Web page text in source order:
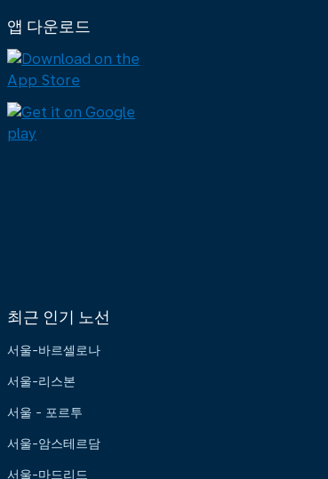
앱 다운로드
최근 인기 노선
서울-바르셀로나
서울-리스본
서울 - 포르투
서울-암스테르담
서울-마드리드